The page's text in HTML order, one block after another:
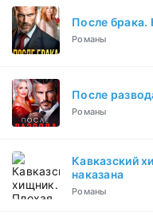
После
Романы
После
Романы
Кавказский
наказана
Романы